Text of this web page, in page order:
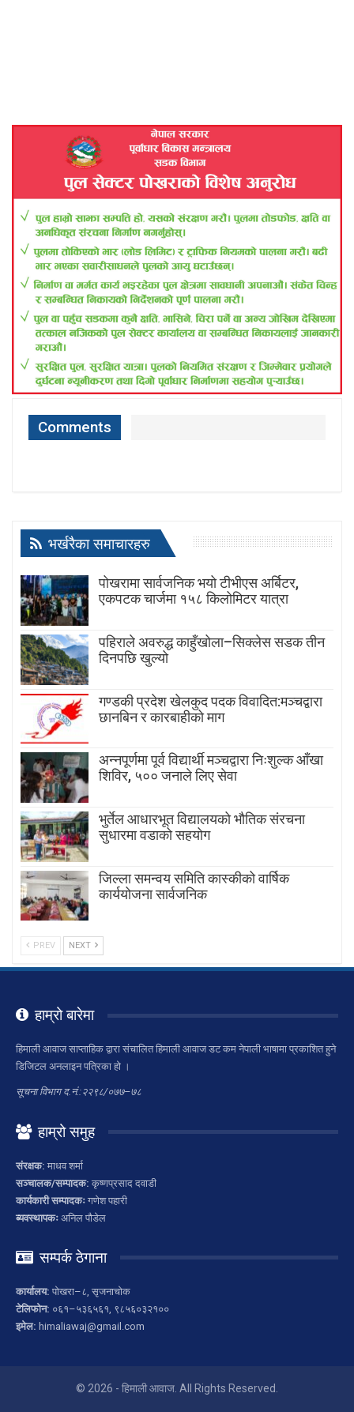
Comments
भर्खरैका समाचारहरु
पोखरामा सार्वजनिक भयो टीभीएस अर्बिटर,
एकपटक चार्जमा १५८ किलोमिटर यात्रा
पहिराले अवरुद्ध काहुँखोला–सिक्लेस सडक तीन
दिनपछि खुल्यो
गण्डकी प्रदेश खेलकुद पदक विवादित:मञ्चद्वारा
छानबिन र कारबाहीको माग
अन्नपूर्णमा पूर्व विद्यार्थी मञ्चद्वारा निःशुल्क आँखा
शिविर, ५०० जनाले लिए सेवा
भुर्तेल आधारभूत विद्यालयको भौतिक संरचना
सुधारमा वडाको सहयोग
जिल्ला समन्वय समिति कास्कीको वार्षिक
कार्ययोजना सार्वजनिक
PREV NEXT
हाम्रो बारेमा
हिमाली आवाज साप्ताहिक द्वारा संचालित हिमाली आवाज डट कम नेपाली भाषामा प्रकाशित हुने
डिजिटल अनलाइन पत्रिका हो ।
सूचना विभाग द.नं.:२२९८/०७७–७८
हाम्रो समुह
संरक्षक: माधव शर्मा
सञ्चालक/सम्पादक: कृष्णप्रसाद दवाडी
कार्यकारी सम्पादकः गणेश पहारी
ब्यवस्थापकः अनिल पौडेल
सम्पर्क ठेगाना
कार्यालय: पोखरा–८, सृजनाचोक
टेलिफोन: ०६१–५३६५६१, ९८५६०३२१००
इमेल: himaliawaj@gmail.com
© 2026 - हिमाली आवाज. All Rights Reserved.